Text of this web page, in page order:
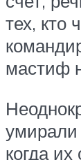
тех, кто
мастиф
когда